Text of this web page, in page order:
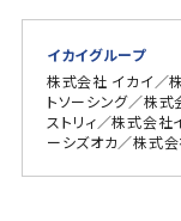
イカイグループ
株式会社 イカイ／
トソーシング／株式
ストリィ／株式会
ーシズオカ／株式会